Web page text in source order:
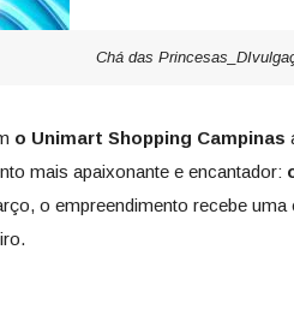
Chá das
o Unimart Shopping Campinas
mais apaixonante e encantador:
o empreendimento recebe